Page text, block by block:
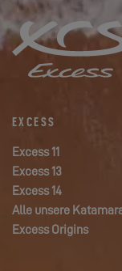
EXCESS
Excess 11
Excess 13
Excess 14
Alle unsere
Excess Origins